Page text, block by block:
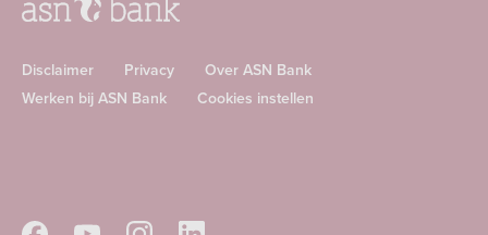
Disclaimer Privacy
Over ASN Bank
Werken bij ASN Bank
Cookies instellen
Volg Volg Volg